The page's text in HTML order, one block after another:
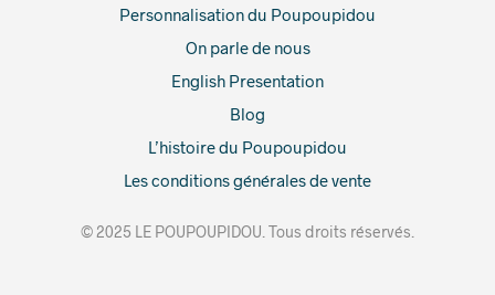
Personnalisation du Poupoupidou
On parle de nous
English Presentation
Blog
L’histoire du Poupoupidou
Les conditions générales de vente
© 2025 LE POUPOUPIDOU. Tous droits réservés.